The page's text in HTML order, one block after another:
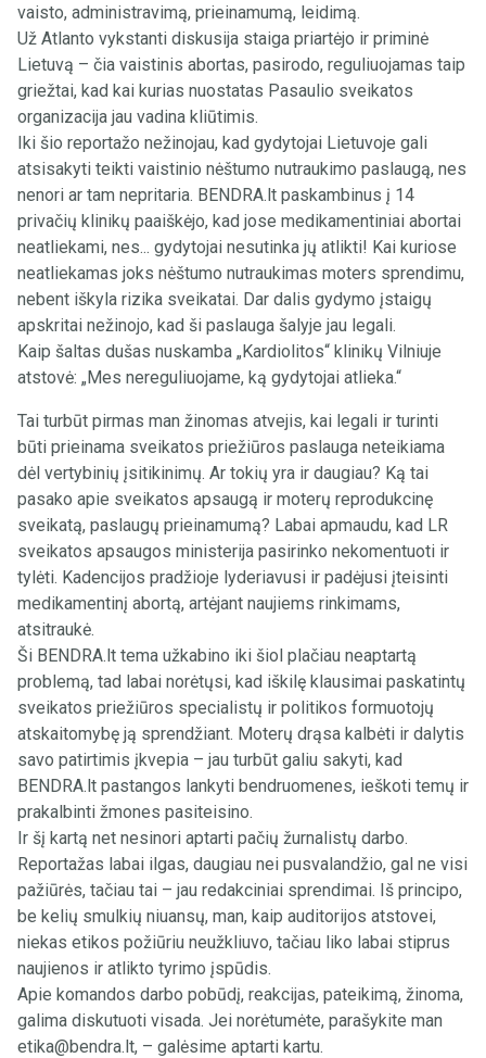
vaisto, administravimą, prieinamumą, leidimą.
Už Atlanto vykstanti diskusija staiga priartėjo ir priminė
Lietuvą – čia vaistinis abortas, pasirodo, reguliuojamas taip
griežtai, kad kai kurias nuostatas Pasaulio sveikatos
organizacija jau vadina kliūtimis.
Iki šio reportažo nežinojau, kad gydytojai Lietuvoje gali
atsisakyti teikti vaistinio nėštumo nutraukimo paslaugą, nes
nenori ar tam nepritaria. BENDRA.lt paskambinus į 14
privačių klinikų paaiškėjo, kad jose medikamentiniai abortai
neatliekami, nes... gydytojai nesutinka jų atlikti! Kai kuriose
neatliekamas joks nėštumo nutraukimas moters sprendimu,
nebent iškyla rizika sveikatai. Dar dalis gydymo įstaigų
apskritai nežinojo, kad ši paslauga šalyje jau legali.
Kaip šaltas dušas nuskamba „Kardiolitos“ klinikų Vilniuje
atstovė: „Mes nereguliuojame, ką gydytojai atlieka.“
Tai turbūt pirmas man žinomas atvejis, kai legali ir turinti
būti prieinama sveikatos priežiūros paslauga neteikiama
dėl vertybinių įsitikinimų. Ar tokių yra ir daugiau? Ką tai
pasako apie sveikatos apsaugą ir moterų reprodukcinę
sveikatą, paslaugų prieinamumą? Labai apmaudu, kad LR
sveikatos apsaugos ministerija pasirinko nekomentuoti ir
tylėti. Kadencijos pradžioje lyderiavusi ir padėjusi įteisinti
medikamentinį abortą, artėjant naujiems rinkimams,
atsitraukė.
Ši BENDRA.lt tema užkabino iki šiol plačiau neaptartą
problemą, tad labai norėtųsi, kad iškilę klausimai paskatintų
sveikatos priežiūros specialistų ir politikos formuotojų
atskaitomybę ją sprendžiant. Moterų drąsa kalbėti ir dalytis
savo patirtimis įkvepia – jau turbūt galiu sakyti, kad
BENDRA.lt pastangos lankyti bendruomenes, ieškoti temų ir
prakalbinti žmones pasiteisino.
Ir šį kartą net nesinori aptarti pačių žurnalistų darbo.
Reportažas labai ilgas, daugiau nei pusvalandžio, gal ne visi
pažiūrės, tačiau tai – jau redakciniai sprendimai. Iš principo,
be kelių smulkių niuansų, man, kaip auditorijos atstovei,
niekas etikos požiūriu neužkliuvo, tačiau liko labai stiprus
naujienos ir atlikto tyrimo įspūdis.
Apie komandos darbo pobūdį, reakcijas, pateikimą, žinoma,
galima diskutuoti visada. Jei norėtumėte, parašykite man
etika@bendra.lt, – galėsime aptarti kartu.